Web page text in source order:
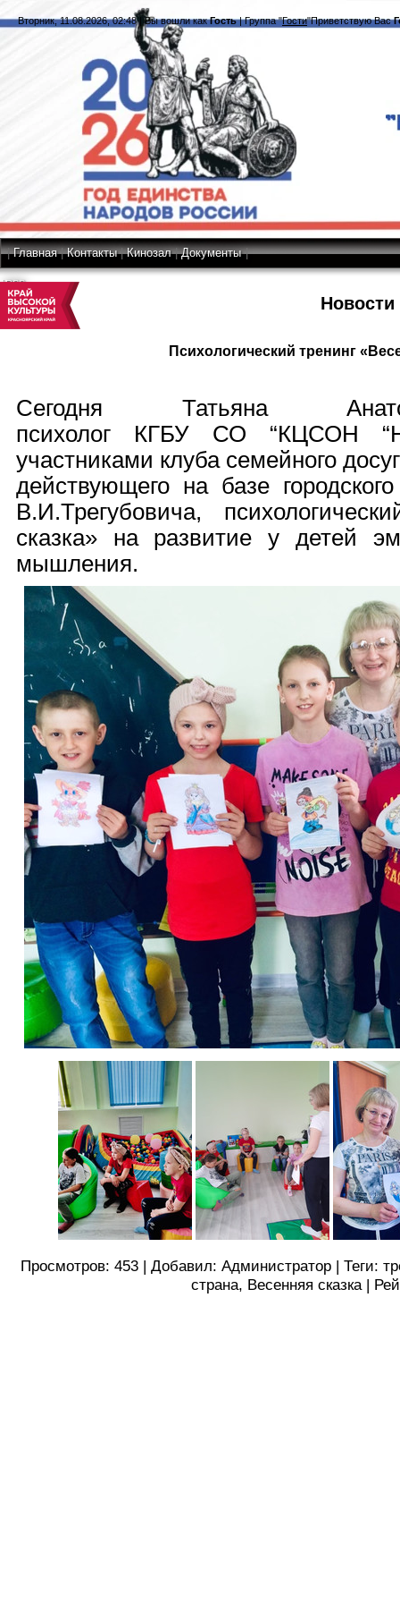
Вторник, 11.08.2026, 02:48| Вы вошли как Гость|Группа"Гости"Приветствую Вас
|Главная|Контакты|Кинозал|Документы
|RSS
Психологический тренинг
Сегодня Татьяна
психолог КГБУ СО “КЦСОН
участниками клуба семейного
действующего на базе
В.И.Трегубовича,
сказка» на развитие у детей
мышления.
Просмотров: 453 |Добавил: Администратор |Теги:
страна, Весенняя сказка |